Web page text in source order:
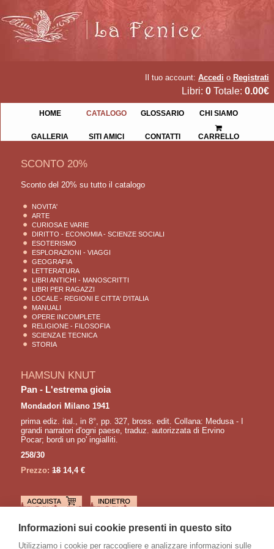
Il tuo account: Accedi o Registrati
Libri: 0 Totale: 0.00€
HOME CATALOGO GLOSSARIO CHI SIAMO
GALLERIA SITI AMICI CONTATTI CARRELLO
SCONTO 20%
Sconto del 20% su tutto il catalogo
NOVITA'
ARTE
CURIOSA E VARIE
DIRITTO - ECONOMIA - SCIENZE SOCIALI
ESOTERISMO
ESPLORAZIONI - VIAGGI
GEOGRAFIA
LETTERATURA
LIBRI ANTICHI - MANOSCRITTI
LIBRI PER RAGAZZI
LOCALE - REGIONI E CITTA' D'ITALIA
MANUALI
OPERE INCOMPLETE
RELIGIONE - FILOSOFIA
SCIENZA E TECNICA
STORIA
HAMSUN KNUT
Pan - L'estrema gioia
Mondadori Milano 1941
prima ediz. ital., in 8°, pp. 327, bross. edit. Collana: Medusa - I
grandi narratori d'ogni paese, traduz. autorizzata di Ervino
Pocar; bordi un po' ingialliti.
258/30
Prezzo: 1814,4 €
LETTURE CONSIGLIATE
Informazioni sui cookie presenti in questo sito
Utilizziamo i cookie per raccogliere e analizzare informazioni sulle